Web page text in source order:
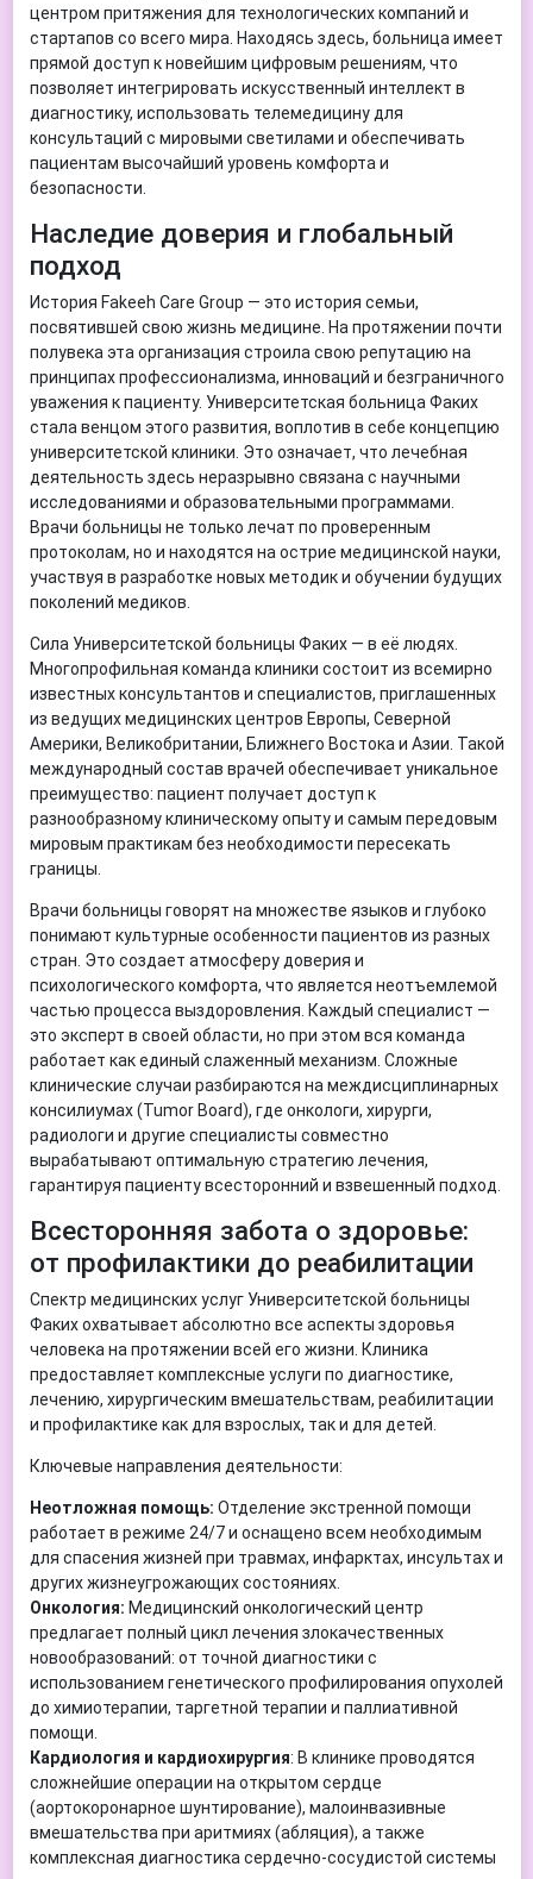
центром притяжения для технологических компаний и
стартапов со всего мира. Находясь здесь, больница имеет
прямой доступ к новейшим цифровым решениям, что
позволяет интегрировать искусственный интеллект в
диагностику, использовать телемедицину для
консультаций с мировыми светилами и обеспечивать
пациентам высочайший уровень комфорта и
безопасности.
Наследие доверия и глобальный
подход
История Fakeeh Care Group — это история семьи,
посвятившей свою жизнь медицине. На протяжении почти
полувека эта организация строила свою репутацию на
принципах профессионализма, инноваций и безграничного
уважения к пациенту. Университетская больница Факих
стала венцом этого развития, воплотив в себе концепцию
университетской клиники. Это означает, что лечебная
деятельность здесь неразрывно связана с научными
исследованиями и образовательными программами.
Врачи больницы не только лечат по проверенным
протоколам, но и находятся на острие медицинской науки,
участвуя в разработке новых методик и обучении будущих
поколений медиков.
Сила Университетской больницы Факих — в её людях.
Многопрофильная команда клиники состоит из всемирно
известных консультантов и специалистов, приглашенных
из ведущих медицинских центров Европы, Северной
Америки, Великобритании, Ближнего Востока и Азии. Такой
международный состав врачей обеспечивает уникальное
преимущество: пациент получает доступ к
разнообразному клиническому опыту и самым передовым
мировым практикам без необходимости пересекать
границы.
Врачи больницы говорят на множестве языков и глубоко
понимают культурные особенности пациентов из разных
стран. Это создает атмосферу доверия и
психологического комфорта, что является неотъемлемой
частью процесса выздоровления. Каждый специалист —
это эксперт в своей области, но при этом вся команда
работает как единый слаженный механизм. Сложные
клинические случаи разбираются на междисциплинарных
консилиумах (Tumor Board), где онкологи, хирурги,
радиологи и другие специалисты совместно
вырабатывают оптимальную стратегию лечения,
гарантируя пациенту всесторонний и взвешенный подход.
Всесторонняя забота о здоровье:
от профилактики до реабилитации
Спектр медицинских услуг Университетской больницы
Факих охватывает абсолютно все аспекты здоровья
человека на протяжении всей его жизни. Клиника
предоставляет комплексные услуги по диагностике,
лечению, хирургическим вмешательствам, реабилитации
и профилактике как для взрослых, так и для детей.
Ключевые направления деятельности:
Неотложная помощь: Отделение экстренной помощи
работает в режиме 24/7 и оснащено всем необходимым
для спасения жизней при травмах, инфарктах, инсультах и
других жизнеугрожающих состояниях.
Онкология: Медицинский онкологический центр
предлагает полный цикл лечения злокачественных
новообразований: от точной диагностики с
использованием генетического профилирования опухолей
до химиотерапии, таргетной терапии и паллиативной
помощи.
Кардиология и кардиохирургия: В клинике проводятся
сложнейшие операции на открытом сердце
(аортокоронарное шунтирование), малоинвазивные
вмешательства при аритмиях (абляция), а также
комплексная диагностика сердечно-сосудистой системы